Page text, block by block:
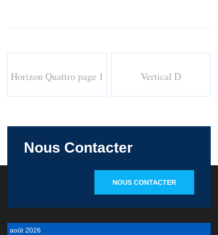
Horizon Quattro page 1 Vertical D
Nous Contacter
NOUS CONTACTER
août 2026